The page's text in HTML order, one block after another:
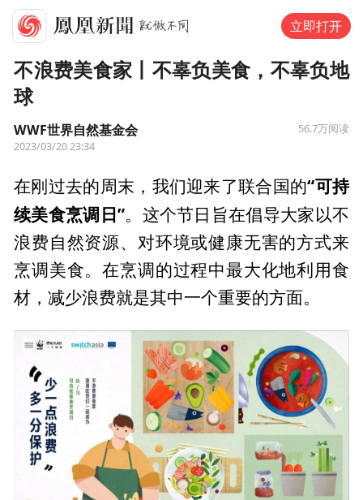
立即打开
不浪费美食家丨不辜负美食，不辜负地
球
WWF世界自然基金会
2023/03/20 23:34
56.7万阅读
在刚过去的周末，我们迎来了联合国的“可持
续美食烹调日”。这个节日旨在倡导大家以不
浪费自然资源、对环境或健康无害的方式来
烹调美食。在烹调的过程中最大化地利用食
材，减少浪费就是其中一个重要的方面。